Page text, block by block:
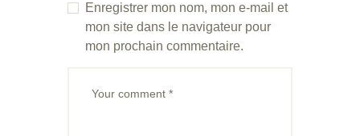
Enregistrer mon nom, mon e-mail et
mon site dans le navigateur pour
mon prochain commentaire.